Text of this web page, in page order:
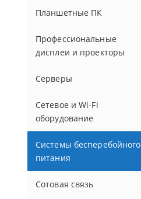
Планшетные ПК
Профессиональные
дисплеи и проекторы
Серверы
Сетевое и Wi-Fi
оборудование
Системы бесперебойного
питания
Сотовая связь